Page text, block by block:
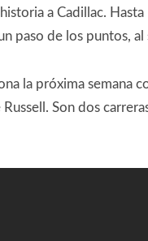
a Cadillac.
paso de los puntos, al
la próxima semana
Son dos